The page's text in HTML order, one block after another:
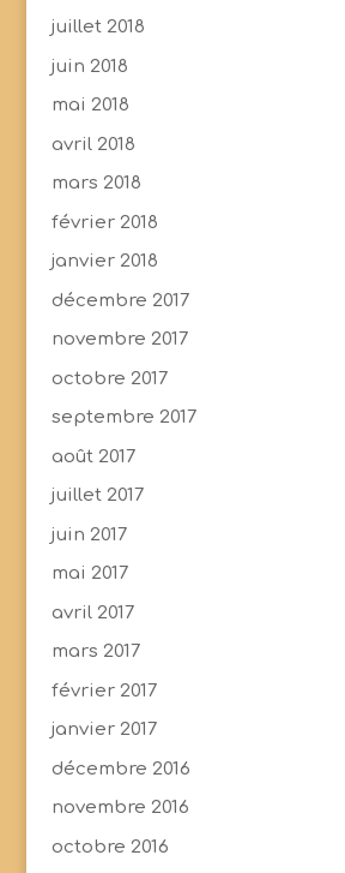
juillet 2018
juin 2018
mai 2018
avril 2018
mars 2018
février 2018
janvier 2018
décembre 2017
novembre 2017
octobre 2017
septembre 2017
août 2017
juillet 2017
juin 2017
mai 2017
avril 2017
mars 2017
février 2017
janvier 2017
décembre 2016
novembre 2016
octobre 2016